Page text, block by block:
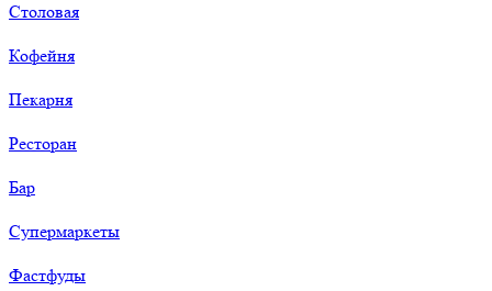
Столовая
Кофейня
Пекарня
Ресторан
Бар
Супермаркеты
Фастфуды